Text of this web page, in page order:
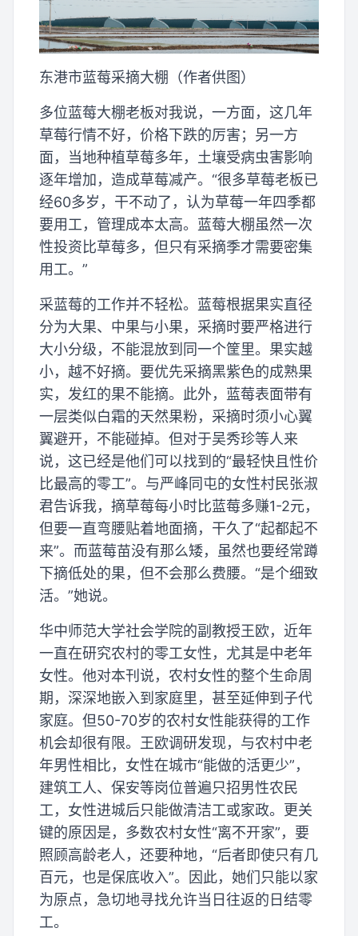
东港市蓝莓采摘大棚（作者供图）
多位蓝莓大棚老板对我说，一方面，这几年
草莓行情不好，价格下跌的厉害；另一方
面，当地种植草莓多年，土壤受病虫害影响
逐年增加，造成草莓减产。“很多草莓老板已
经60多岁，干不动了，认为草莓一年四季都
要用工，管理成本太高。蓝莓大棚虽然一次
性投资比草莓多，但只有采摘季才需要密集
用工。”
采蓝莓的工作并不轻松。蓝莓根据果实直径
分为大果、中果与小果，采摘时要严格进行
大小分级，不能混放到同一个筐里。果实越
小，越不好摘。要优先采摘黑紫色的成熟果
实，发红的果不能摘。此外，蓝莓表面带有
一层类似白霜的天然果粉，采摘时须小心翼
翼避开，不能碰掉。但对于吴秀珍等人来
说，这已经是他们可以找到的“最轻快且性价
比最高的零工”。与严峰同屯的女性村民张淑
君告诉我，摘草莓每小时比蓝莓多赚1-2元，
但要一直弯腰贴着地面摘，干久了“起都起不
来”。而蓝莓苗没有那么矮，虽然也要经常蹲
下摘低处的果，但不会那么费腰。“是个细致
活。”她说。
华中师范大学社会学院的副教授王欧，近年
一直在研究农村的零工女性，尤其是中老年
女性。他对本刊说，农村女性的整个生命周
期，深深地嵌入到家庭里，甚至延伸到子代
家庭。但50-70岁的农村女性能获得的工作
机会却很有限。王欧调研发现，与农村中老
年男性相比，女性在城市“能做的活更少”，
建筑工人、保安等岗位普遍只招男性农民
工，女性进城后只能做清洁工或家政。更关
键的原因是，多数农村女性“离不开家”，要
照顾高龄老人，还要种地，“后者即使只有几
百元，也是保底收入”。因此，她们只能以家
为原点，急切地寻找允许当日往返的日结零
工。